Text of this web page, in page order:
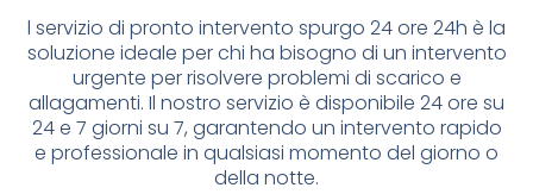
l servizio di pronto intervento spurgo 24 ore 24h è la
soluzione ideale per chi ha bisogno di un intervento
urgente per risolvere problemi di scarico e
allagamenti. Il nostro servizio è disponibile 24 ore su
24 e 7 giorni su 7, garantendo un intervento rapido
e professionale in qualsiasi momento del giorno o
della notte.